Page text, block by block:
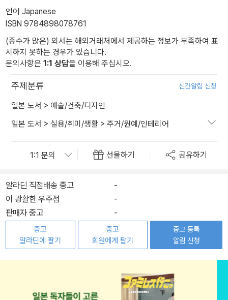
언어 Japanese
ISBN 9784898078761
(종수가 많은) 외서는 해외거래처에서 제공하는 정보가 부족하여 표
시하지 못하는 경우가 있습니다.
문의사항은 1:1 상담을 이용해 주십시오.
주제분류 신간알림 신청
일본 도서 > 예술/건축/디자인
일본 도서 > 실용/취미/생활 > 주거/원예/인테리어
선물하기 공유하기
알라딘 직접배송 중고
-
이 광활한 우주점
-
판매자 중고
-
중고
알라딘에 팔기
중고
회원에게 팔기
중고 등록
알림 신청